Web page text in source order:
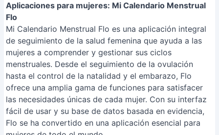
Aplicaciones para mujeres: Mi Calendario Menstrual
Flo
Mi Calendario Menstrual Flo es una aplicación integral
de seguimiento de la salud femenina que ayuda a las
mujeres a comprender y gestionar sus ciclos
menstruales. Desde el seguimiento de la ovulación
hasta el control de la natalidad y el embarazo, Flo
ofrece una amplia gama de funciones para satisfacer
las necesidades únicas de cada mujer. Con su interfaz
fácil de usar y su base de datos basada en evidencia,
Flo se ha convertido en una aplicación esencial para